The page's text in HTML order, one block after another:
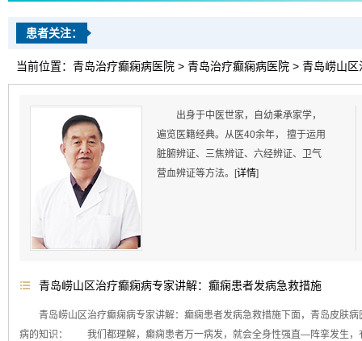
患者关注：
当前位置： 青岛治疗癫痫病医院 > 青岛治疗癫痫病医院 > 青岛崂山区
出身于中医世家，自幼秉承家学，
遍览医籍经典。从医40余年， 擅于运用
脏腑辨证、三焦辨证、六经辨证、卫气
营血辨证等方法。[详情]
青岛崂山区治疗癫痫病专家讲解：癫痫患者发病急救措施
青岛崂山区治疗癫痫病专家讲解：癫痫患者发病急救措施下面，青岛皮肤
病的知识： 我们都理解，癫痫患者万一病发，就会全身性强直—阵挛发生